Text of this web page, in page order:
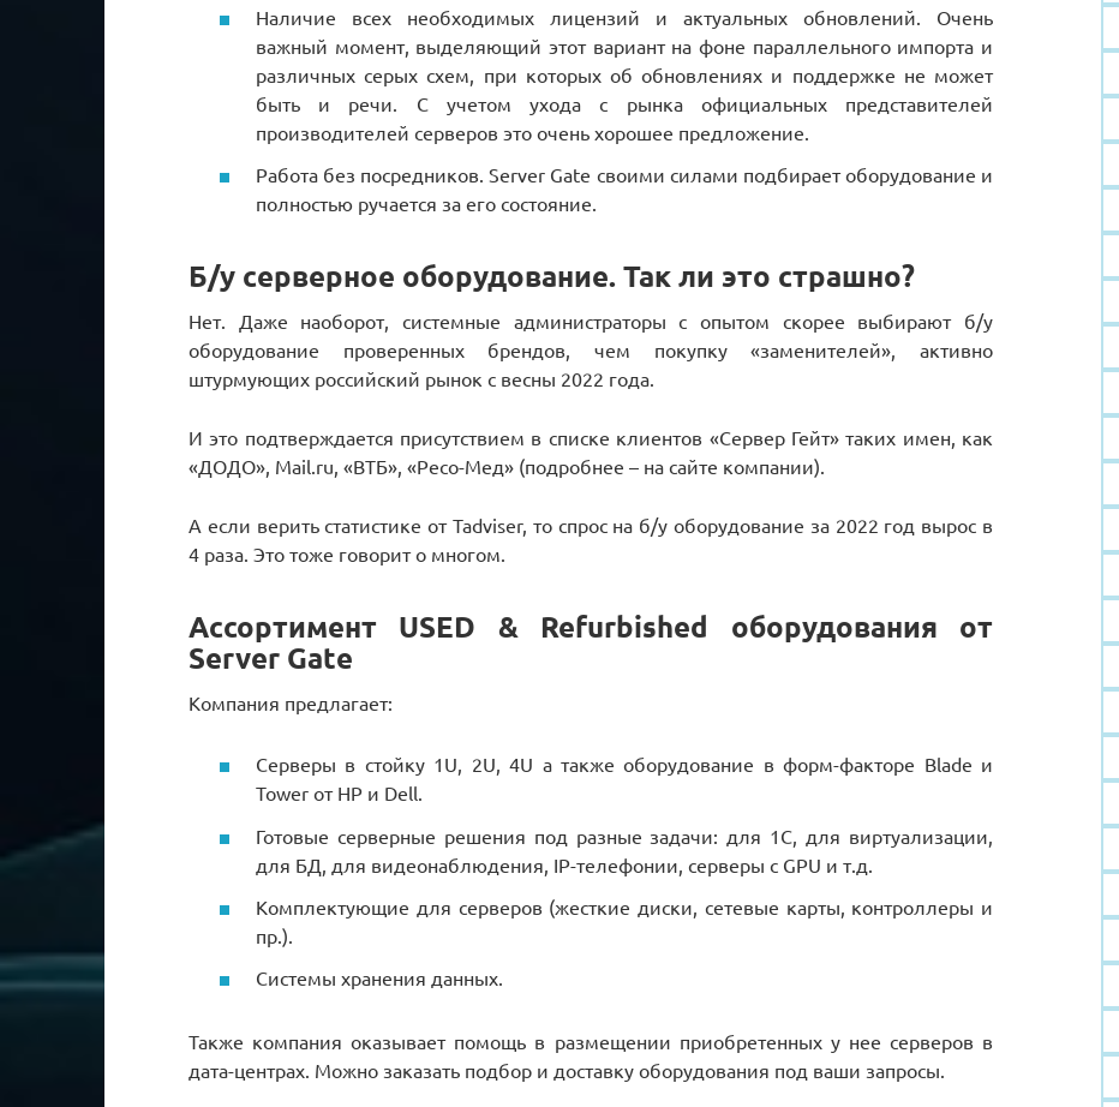
Наличие всех необходимых лицензий и актуальных обновлений. Очень
важный момент, выделяющий этот вариант на фоне параллельного импорта и
различных серых схем, при которых об обновлениях и поддержке не может
быть и речи. С учетом ухода с рынка официальных представителей
производителей серверов это очень хорошее предложение.
Работа без посредников. Server Gate своими силами подбирает оборудование и
полностью ручается за его состояние.
Б/у серверное оборудование. Так ли это страшно?
Нет. Даже наоборот, системные администраторы с опытом скорее выбирают б/у
оборудование проверенных брендов, чем покупку «заменителей», активно
штурмующих российский рынок с весны 2022 года.
И это подтверждается присутствием в списке клиентов «Сервер Гейт» таких имен, как
«ДОДО», Mail.ru, «ВТБ», «Ресо-Мед» (подробнее – на сайте компании).
А если верить статистике от Tadviser, то спрос на б/у оборудование за 2022 год вырос в
4 раза. Это тоже говорит о многом.
Ассортимент USED & Refurbished оборудования от
Server Gate
Компания предлагает:
Серверы в стойку 1U, 2U, 4U а также оборудование в форм-факторе Blade и
Tower от HP и Dell.
Готовые серверные решения под разные задачи: для 1С, для виртуализации,
для БД, для видеонаблюдения, IP-телефонии, серверы с GPU и т.д.
Комплектующие для серверов (жесткие диски, сетевые карты, контроллеры и
пр.).
Системы хранения данных.
Также компания оказывает помощь в размещении приобретенных у нее серверов в
дата-центрах. Можно заказать подбор и доставку оборудования под ваши запросы.